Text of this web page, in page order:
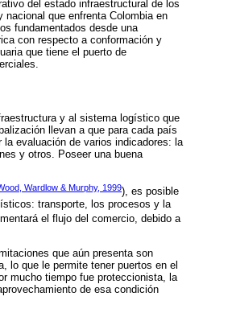
del estado infraestructural de los
que enfrenta Colombia en
fundamentados desde una
con respecto a conformación y
que tiene el puerto de
y al sistema logístico que
llevan a que para cada país
evaluación de varios indicadores: la
y otros. Poseer una buena
Wardlow & Murphy, 1999), es posible
transporte, los procesos y la
el flujo del comercio, debido a
que aún presenta son
lo que le permite tener puertos en el
mucho tiempo fue proteccionista, la
de esa condición